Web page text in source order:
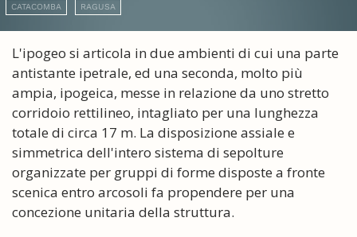
CATACOMBA RAGUSA
L'ipogeo si articola in due ambienti di cui una parte
antistante ipetrale, ed una seconda, molto più
ampia, ipogeica, messe in relazione da uno stretto
corridoio rettilineo, intagliato per una lunghezza
totale di circa 17 m. La disposizione assiale e
simmetrica dell'intero sistema di sepolture
organizzate per gruppi di forme disposte a fronte
scenica entro arcosoli fa propendere per una
concezione unitaria della struttura.